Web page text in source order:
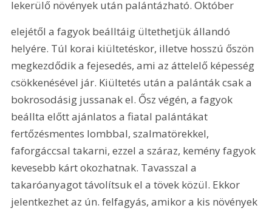
lekerülő növények után palántázható. Október
elejétől a fagyok beálltáig ültethetjük állandó
helyére. Túl korai kiültetéskor, illetve hosszú őszön
megkezdődik a fejesedés, ami az áttelelő képesség
csökkenésével jár. Kiültetés után a palánták csak a
bokrosodásig jussanak el. Ősz végén, a fagyok
beállta előtt ajánlatos a fiatal palántákat
fertőzésmentes lombbal, szalmatörekkel,
faforgáccsal takarni, ezzel a száraz, kemény fagyok
kevesebb kárt okozhatnak. Tavasszal a
takaróanyagot távolítsuk el a tövek közül. Ekkor
jelentkezhet az ún. felfagyás, amikor a kis növények